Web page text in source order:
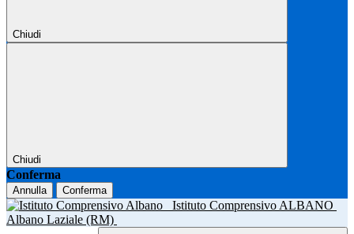
Chiudi
Chiudi
Conferma
Annulla Conferma
Istituto Comprensivo ALBANO
Albano Laziale (RM)